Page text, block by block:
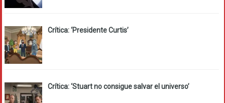
Crítica: ‘Presidente Curtis’
Crítica: ‘Stuart no consigue salvar el universo’